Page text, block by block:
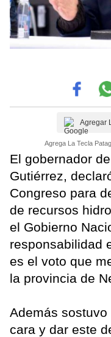
Agregar
Agrega La Tecla
El gobernador
Gutiérrez,
Congreso para
de recursos
el Gobierno
responsabilidad
es el voto que
la provincia de
Además sostuvo
cara y dar este